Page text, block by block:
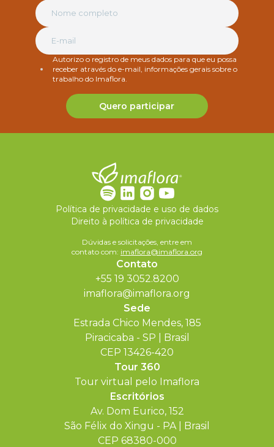
Autorizo o registro de meus dados para que eu possa
receber através do e-mail, informações gerais sobre o
trabalho do Imaflora.
Quero participar
Política de privacidade e uso de dados
Direito à política de privacidade
Dúvidas e solicitações, entre em
contato com: imaflora@imaflora.org
Contato
+55 19 3052.8200
imaflora@imaflora.org
Sede
Estrada Chico Mendes, 185
Piracicaba - SP | Brasil
CEP 13426-420
Tour 360
Tour virtual pelo Imaflora
Escritórios
Av. Dom Eurico, 152
São Félix do Xingu - PA | Brasil
CEP 68380-000